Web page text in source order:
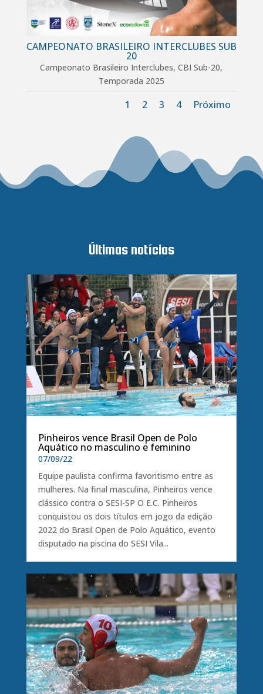
CAMPEONATO BRASILEIRO INTERCLUBES SUB
20
Campeonato Brasileiro Interclubes,CBI Sub-20,
Temporada 2025
1 2 3 4 Próximo
Últimas notícias
Pinheiros vence Brasil Open de Polo
Aquático no masculino e feminino
07/09/22
Equipe paulista confirma favoritismo entre as
mulheres. Na final masculina, Pinheiros vence
clássico contra o SESI-SP O E.C. Pinheiros
conquistou os dois títulos em jogo da edição
2022 do Brasil Open de Polo Aquático, evento
disputado na piscina do SESI Vila...